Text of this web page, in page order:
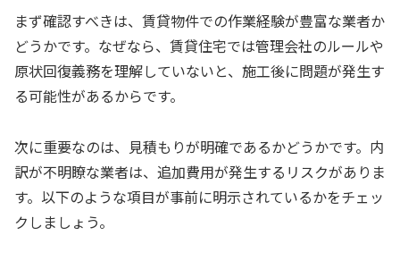
まず確認すべきは、賃貸物件での作業経験が豊富な業者か
どうかです。なぜなら、賃貸住宅では管理会社のルールや
原状回復義務を理解していないと、施工後に問題が発生す
る可能性があるからです。
次に重要なのは、見積もりが明確であるかどうかです。内
訳が不明瞭な業者は、追加費用が発生するリスクがありま
す。以下のような項目が事前に明示されているかをチェッ
クしましょう。